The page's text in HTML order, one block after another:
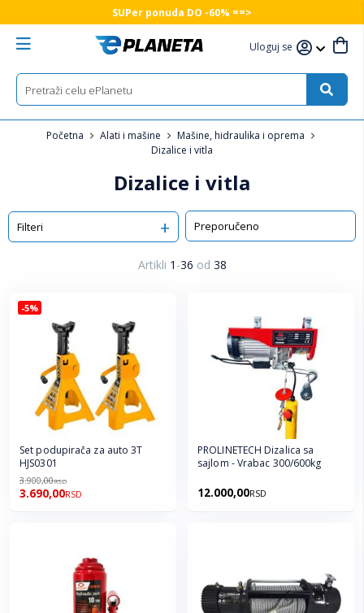
SUPer ponuda DO -60% ==>
Uloguj se
Početna Alati i mašine
Mašine, hidraulika i oprema
Dizalice i vitla
Dizalice i vitla
Filteri
Artikli 1 -36 od 38
Sortiraj
-5%
Set podupirača za auto 3T
HJS0301
3.900,00RSD
3.690,00RSD
PROLINETECH Dizalica sa
sajlom - Vrabac 300/600kg
12.000,00RSD